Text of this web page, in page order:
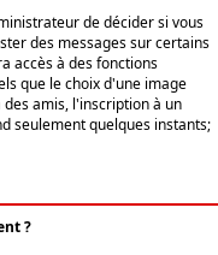
de décider si vous
des messages sur certains
accès à des fonctions
que le choix d'une image
amis, l'inscription à un
seulement quelques instants;
?